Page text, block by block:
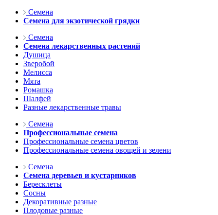
Семена
Семена для экзотической грядки
Семена
Семена лекарственных растений
Душица
Зверобой
Мелисса
Мята
Ромашка
Шалфей
Разные лекарственные травы
Семена
Профессиональные семена
Профессиональные семена цветов
Профессиональные семена овощей и зелени
Семена
Семена деревьев и кустарников
Бересклеты
Сосны
Декоративные разные
Плодовые разные